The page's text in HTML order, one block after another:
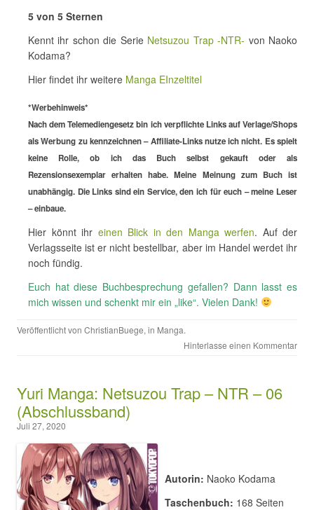
5 von 5 Sternen
Kennt ihr schon die Serie Netsuzou Trap -NTR- von Naoko
Kodama?
Hier findet ihr weitere Manga EInzeltitel
*Werbehinweis*
Nach dem Telemediengesetz bin ich verpflichte Links auf Verlage/Shops
als Werbung zu kennzeichnen – Affiliate-Links nutze ich nicht. Es spielt
keine Rolle, ob ich das Buch selbst gekauft oder als
Rezensionsexemplar erhalten habe. Meine Meinung zum Buch ist
unabhängig. Die Links sind ein Service, den ich für euch – meine Leser
– einbaue.
Hier könnt ihr einen Blick in den Manga werfen. Auf der
Verlagsseite ist er nicht bestellbar, aber im Handel werdet ihr
noch fündig.
Euch hat diese Buchbesprechung gefallen? Dann lasst es
mich wissen und schenkt mir ein „like“. Vielen Dank!
Veröffentlicht von ChristianBuege, in Manga.
Hinterlasse einen Kommentar
Yuri Manga: Netsuzou Trap – NTR – 06
(Abschlussband)
Juli 27, 2020
Autorin: Naoko Kodama
Taschenbuch: 168 Seiten